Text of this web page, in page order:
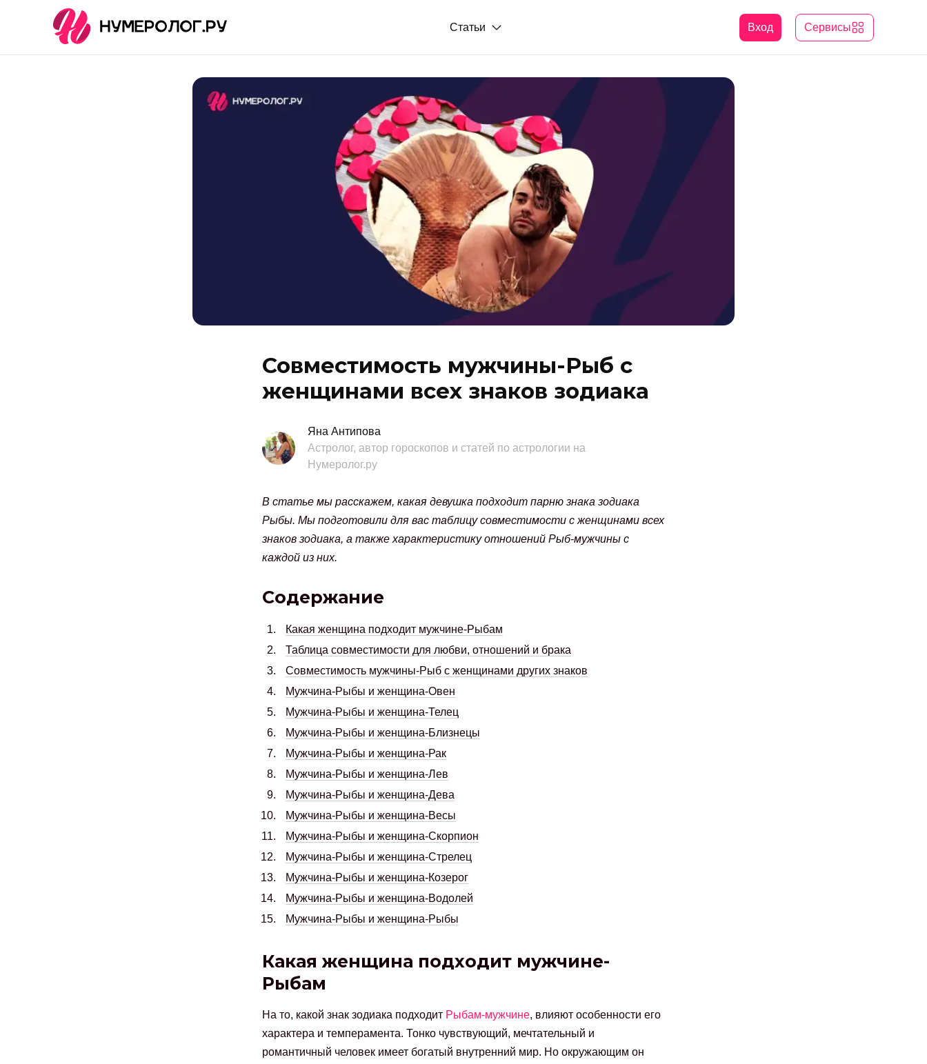
Статьи Вход Сервисы
Совместимость мужчины-Рыб с
женщинами всех знаков зодиака
Яна Антипова
Астролог, автор гороскопов и статей по астрологии на
Нумеролог.ру
В статье мы расскажем, какая девушка подходит парню знака зодиака
Рыбы. Мы подготовили для вас таблицу совместимости с женщинами всех
знаков зодиака, а также характеристику отношений Рыб-мужчины с
каждой из них.
Содержание
Какая женщина подходит мужчине-Рыбам
Таблица совместимости для любви, отношений и брака
Совместимость мужчины-Рыб с женщинами других знаков
Мужчина-Рыбы и женщина-Овен
Мужчина-Рыбы и женщина-Телец
Мужчина-Рыбы и женщина-Близнецы
Мужчина-Рыбы и женщина-Рак
Мужчина-Рыбы и женщина-Лев
Мужчина-Рыбы и женщина-Дева
Мужчина-Рыбы и женщина-Весы
Мужчина-Рыбы и женщина-Скорпион
Мужчина-Рыбы и женщина-Стрелец
Мужчина-Рыбы и женщина-Козерог
Мужчина-Рыбы и женщина-Водолей
Мужчина-Рыбы и женщина-Рыбы
Какая женщина подходит мужчине-
Рыбам
На то, какой знак зодиака подходит Рыбам-мужчине, влияют особенности его
характера и темперамента. Тонко чувствующий, мечтательный и
романтичный человек имеет богатый внутренний мир. Но окружающим он